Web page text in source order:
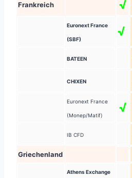
Frankreich √
Euronext France
(SBF)
√
BATEEN
CHIXEN
Euronext France
(Monep/Matif)
√
IB CFD
Griechenland
Athens Exchange